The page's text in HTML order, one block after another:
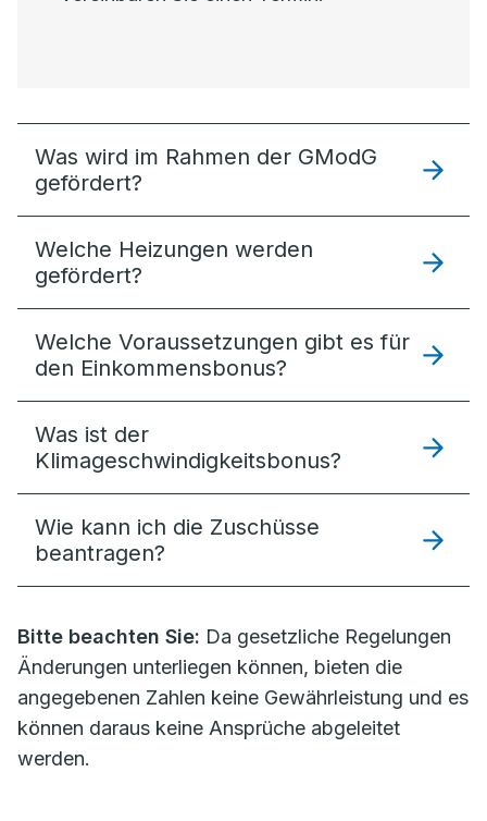
Was wird im Rahmen der GModG
gefördert?
Welche Heizungen werden
gefördert?
Welche Voraussetzungen gibt es für
den Einkommensbonus?
Was ist der
Klimageschwindigkeitsbonus?
Wie kann ich die Zuschüsse
beantragen?
Bitte beachten Sie: Da gesetzliche Regelungen
Änderungen unterliegen können, bieten die
angegebenen Zahlen keine Gewährleistung und es
können daraus keine Ansprüche abgeleitet
werden.